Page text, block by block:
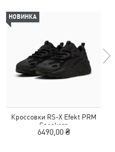
НОВИНКА
Кроссовки RS-X Efekt PRM
Sneakers
6490,00 ₴